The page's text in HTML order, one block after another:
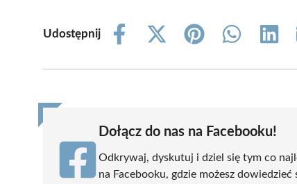
Udostępnij
Share
Share
(Twitter)
Share
Share
Share
Dołącz do nas na Facebooku!
Odkrywaj, dyskutuj i dziel się tym co
na Facebooku, gdzie możesz